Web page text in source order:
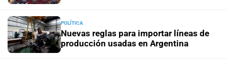
Campolitoral Revista Nosotros Clasificados CYD Litoral
Podcasts Mirador Provincial VivíMejor SF Puerto Negocios
POLÍTICA
Nuevas reglas para importar líneas de
producción usadas en Argentina